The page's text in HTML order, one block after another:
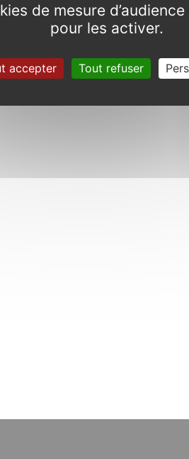
de mesure
pour les activer.
accepter Tout refuser